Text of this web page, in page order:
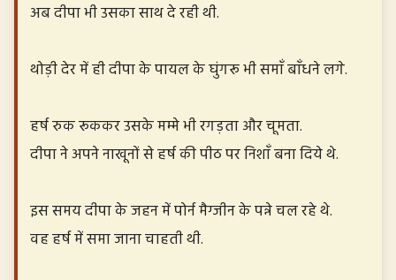
अब दीपा भी उसका साथ दे रही थी.
थोड़ी देर में ही दीपा के पायल के घुंगरू भी समाँ बाँधने लगे.
हर्ष रुक रूककर उसके मम्मे भी रगड़ता और चूमता.
दीपा ने अपने नाखूनों से हर्ष की पीठ पर निशाँ बना दिये थे.
इस समय दीपा के जहन में पोर्न मैग्जीन के पन्ने चल रहे थे.
वह हर्ष में समा जाना चाहती थी.